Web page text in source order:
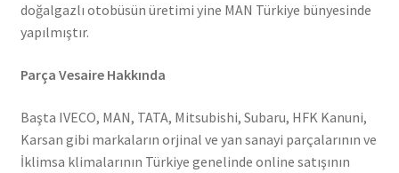
doğalgazlı otobüsün üretimi yine MAN Türkiye bünyesinde
yapılmıştır.
Parça Vesaire Hakkında
Başta IVECO, MAN, TATA, Mitsubishi, Subaru, HFK Kanuni,
Karsan gibi markaların orjinal ve yan sanayi parçalarının ve
İklimsa klimalarının Türkiye genelinde online satışının